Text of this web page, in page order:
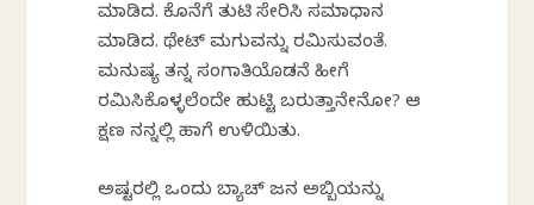
ಮಾಡಿದ. ಕೊನೆಗೆ ತುಟಿ ಸೇರಿಸಿ ಸಮಾಧಾನ
ಮಾಡಿದ. ಥೇಟ್ ಮಗುವನ್ನು ರಮಿಸುವಂತೆ.
ಮನುಷ್ಯ ತನ್ನ ಸಂಗಾತಿಯೊಡನೆ ಹೀಗೆ
ರಮಿಸಿಕೊಳ್ಳಲೆಂದೇ ಹುಟ್ಟಿ ಬರುತ್ತಾನೇನೋ? ಆ
ಕ್ಷಣ ನನ್ನಲ್ಲಿ ಹಾಗೆ ಉಳಿಯಿತು.
ಅಷ್ಟರಲ್ಲಿ ಒಂದು ಬ್ಯಾಚ್ ಜನ ಅಬ್ಬಿಯನ್ನು